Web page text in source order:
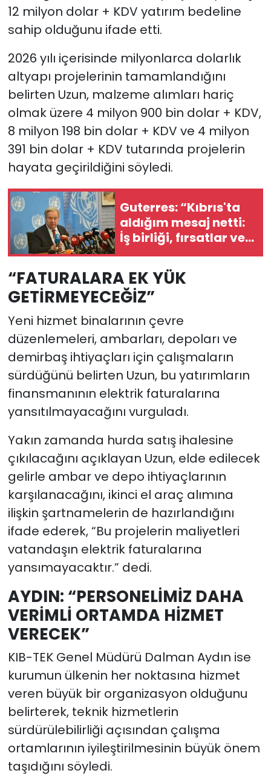
12 milyon dolar + KDV yatırım bedeline
sahip olduğunu ifade etti.
2026 yılı içerisinde milyonlarca dolarlık
altyapı projelerinin tamamlandığını
belirten Uzun, malzeme alımları hariç
olmak üzere 4 milyon 900 bin dolar + KDV,
8 milyon 198 bin dolar + KDV ve 4 milyon
391 bin dolar + KDV tutarında projelerin
hayata geçirildiğini söyledi.
Guterres: “Kıbrıs'ta
aldığım mesaj netti:
İş birliği, fırsatlar ve
barışla şekillenen bir
gelecek istiyorlar”
“FATURALARA EK YÜK
GETİRMEYECEĞİZ”
Yeni hizmet binalarının çevre
düzenlemeleri, ambarları, depoları ve
demirbaş ihtiyaçları için çalışmaların
sürdüğünü belirten Uzun, bu yatırımların
finansmanının elektrik faturalarına
yansıtılmayacağını vurguladı.
Yakın zamanda hurda satış ihalesine
çıkılacağını açıklayan Uzun, elde edilecek
gelirle ambar ve depo ihtiyaçlarının
karşılanacağını, ikinci el araç alımına
ilişkin şartnamelerin de hazırlandığını
ifade ederek, “Bu projelerin maliyetleri
vatandaşın elektrik faturalarına
yansımayacaktır.” dedi.
AYDIN: “PERSONELİMİZ DAHA
VERİMLİ ORTAMDA HİZMET
VERECEK”
KIB-TEK Genel Müdürü Dalman Aydın ise
kurumun ülkenin her noktasına hizmet
veren büyük bir organizasyon olduğunu
belirterek, teknik hizmetlerin
sürdürülebilirliği açısından çalışma
ortamlarının iyileştirilmesinin büyük önem
taşıdığını söyledi.